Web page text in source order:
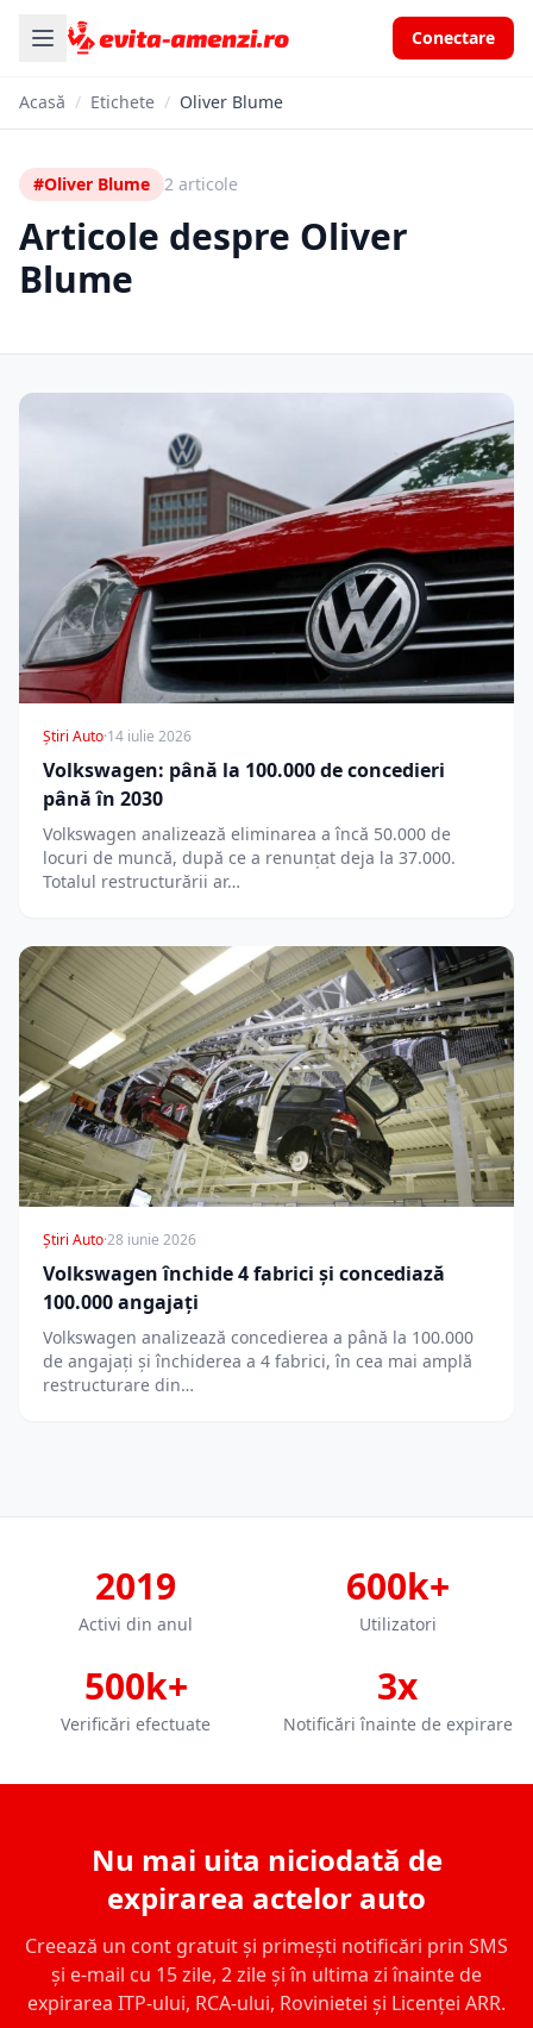
Conectare
Acasă / Etichete / Oliver Blume
#Oliver Blume 2 articole
Articole despre Oliver
Blume
Știri Auto·14 iulie 2026
Volkswagen: până la 100.000 de concedieri
până în 2030
Volkswagen analizează eliminarea a încă 50.000 de
locuri de muncă, după ce a renunțat deja la 37.000.
Totalul restructurării ar…
Știri Auto·28 iunie 2026
Volkswagen închide 4 fabrici și concediază
100.000 angajați
Volkswagen analizează concedierea a până la 100.000
de angajați și închiderea a 4 fabrici, în cea mai amplă
restructurare din…
2019
Activi din anul
600k+
Utilizatori
500k+
Verificări efectuate
3x
Notificări înainte de expirare
Nu mai uita niciodată de
expirarea actelor auto
Creează un cont gratuit și primești notificări prin SMS
și e-mail cu 15 zile, 2 zile și în ultima zi înainte de
expirarea ITP-ului, RCA-ului, Rovinietei și Licenței ARR.